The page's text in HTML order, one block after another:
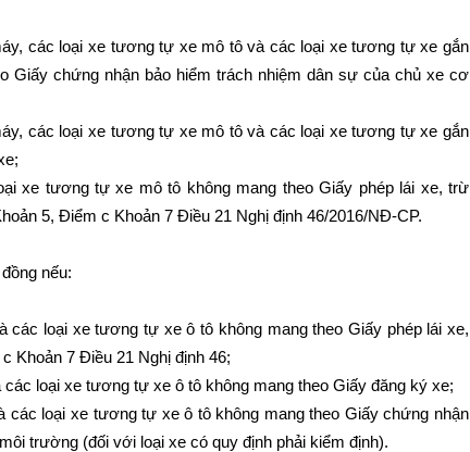
các loại xe tương tự xe mô tô và các loại xe tương tự xe gắn
Giấy chứng nhận bảo hiểm trách nhiệm dân sự của chủ xe cơ
các loại xe tương tự xe mô tô và các loại xe tương tự xe gắn
xe tương tự xe mô tô không mang theo Giấy phép lái xe, trừ
5, Điểm c Khoản 7 Điều 21 Nghị định 46/2016/NĐ-CP.
nếu:
các loại xe tương tự xe ô tô không mang theo Giấy phép lái xe,
Khoản 7 Điều 21 Nghị định 46;
loại xe tương tự xe ô tô không mang theo Giấy đăng ký xe;
các loại xe tương tự xe ô tô không mang theo Giấy chứng nhận
trường (đối với loại xe có quy định phải kiểm định).